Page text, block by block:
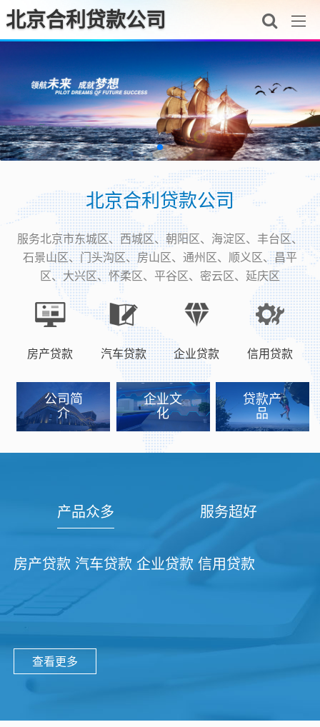
北京合利贷款公司
北京合利贷款公司
服务北京市东城区、西城区、朝阳区、海淀区、丰台区、
石景山区、门头沟区、房山区、通州区、顺义区、昌平
区、大兴区、怀柔区、平谷区、密云区、延庆区
房产贷款 汽车贷款 企业贷款 信用贷款
公司简
介
企业文
化
贷款产
品
产品众多 服务超好
房产贷款 汽车贷款 企业贷款 信用贷款
查看更多